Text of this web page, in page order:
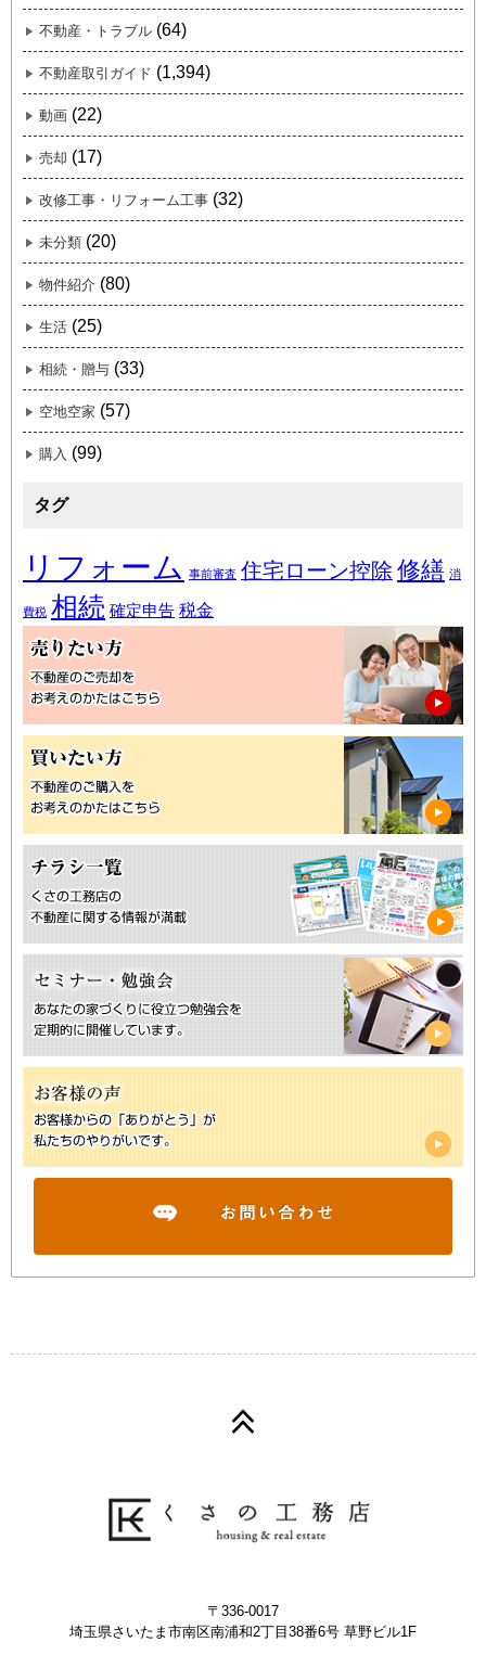
不動産・トラブル (64)
不動産取引ガイド (1,394)
動画 (22)
売却 (17)
改修工事・リフォーム工事 (32)
未分類 (20)
物件紹介 (80)
生活 (25)
相続・贈与 (33)
空地空家 (57)
購入 (99)
タグ
リフォーム 事前審査 住宅ローン控除 修繕 消
費税 相続 確定申告 税金
〒336-0017
埼玉県さいたま市南区南浦和2丁目38番6号 草野ビル1F